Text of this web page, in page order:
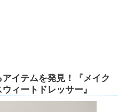
イテムを発見！『メイク
ィートドレッサー』